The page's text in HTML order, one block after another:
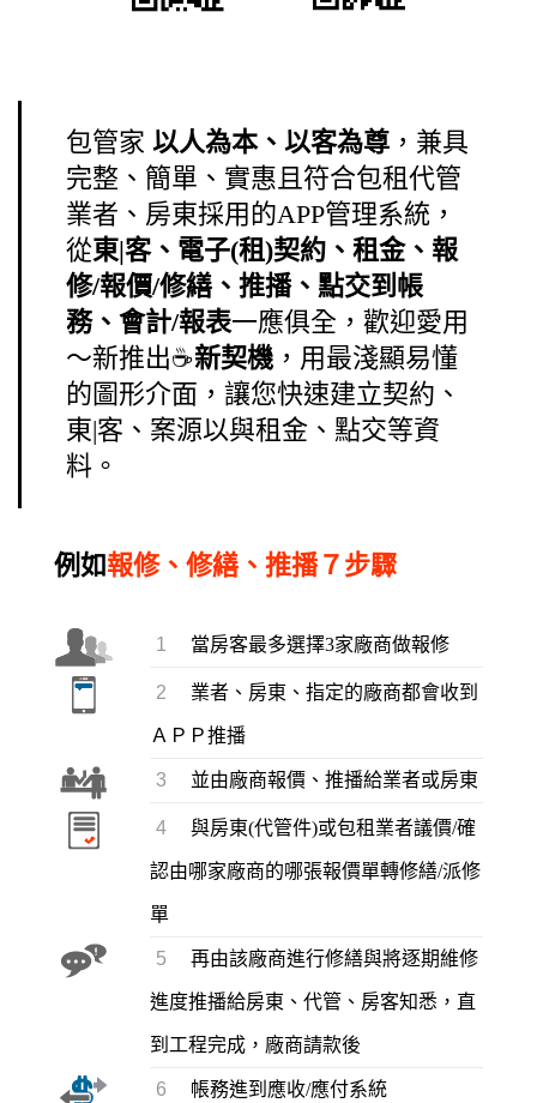
包管家 以人為本、以客為尊 ，兼具
完整、簡單、實惠且符合包租代管
業者、房東採用的APP管理系統，
從東|客、電子(租)契約、租金、報
修/報價/修繕、推播、點交到帳
務、會計/報表一應俱全 ，歡迎愛用
～新推出☕新契機 ，用最淺顯易懂
的圖形介面，讓您快速建立契約、
東|客、案源以與租金、點交等資
料。
例如報修、修繕、推播７步驟
1 當房客最多選擇3家廠商做報修
2 業者、房東、指定的廠商都會收到
ＡＰＰ推播
3 並由廠商報價、推播給業者或房東
4 與房東(代管件)或包租業者議價/確
認由哪家廠商的哪張報價單轉修繕/派修
單
5 再由該廠商進行修繕與將逐期維修
進度推播給房東、代管、房客知悉，直
到工程完成，廠商請款後
6 帳務進到應收/應付系統